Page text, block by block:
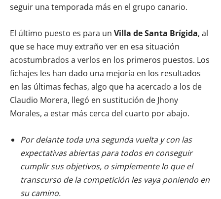
seguir una temporada más en el grupo canario.
El último puesto es para un Villa de Santa Brígida, al
que se hace muy extraño ver en esa situación
acostumbrados a verlos en los primeros puestos. Los
fichajes les han dado una mejoría en los resultados
en las últimas fechas, algo que ha acercado a los de
Claudio Morera, llegó en sustitución de Jhony
Morales, a estar más cerca del cuarto por abajo.
Por delante toda una segunda vuelta y con las
expectativas abiertas para todos en conseguir
cumplir sus objetivos, o simplemente lo que el
transcurso de la competición les vaya poniendo en
su camino.